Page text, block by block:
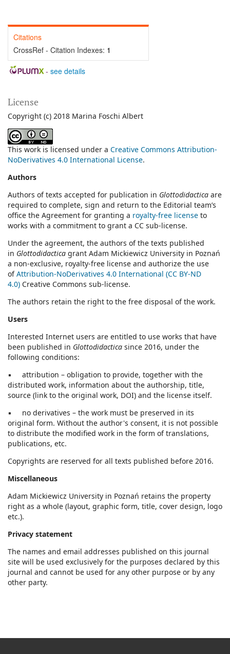
Citations
CrossRef - Citation Indexes: 1
- see details
License
Copyright (c) 2018 Marina Foschi Albert
This work is licensed under a Creative Commons Attribution-
NoDerivatives 4.0 International License.
Authors
Authors of texts accepted for publication in Glottodidactica are
required to complete, sign and return to the Editorial team’s
office the Agreement for granting a royalty-free license to
works with a commitment to grant a CC sub-license.
Under the agreement, the authors of the texts published
in Glottodidactica grant Adam Mickiewicz University in Poznań
a non-exclusive, royalty-free license and authorize the use
ofAttribution-NoDerivatives 4.0 International (CC BY-ND
4.0) Creative Commons sub-license.
The authors retain the right to the free disposal of the work.
Users
Interested Internet users are entitled to use works that have
been published in Glottodidactica since 2016, under the
following conditions:
▪ attribution – obligation to provide, together with the
distributed work, information about the authorship, title,
source (link to the original work, DOI) and the license itself.
▪ no derivatives – the work must be preserved in its
original form. Without the author's consent, it is not possible
to distribute the modified work in the form of translations,
publications, etc.
Copyrights are reserved for all texts published before 2016.
Miscellaneous
Adam Mickiewicz University in Poznań retains the property
right as a whole (layout, graphic form, title, cover design, logo
etc.).
Privacy statement
The names and email addresses published on this journal
site will be used exclusively for the purposes declared by this
journal and cannot be used for any other purpose or by any
other party.